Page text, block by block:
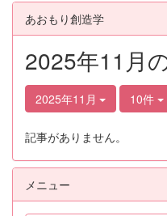
あおもり創造学
2025年11月
2025年11月 10件
記事がありません。
メニュー